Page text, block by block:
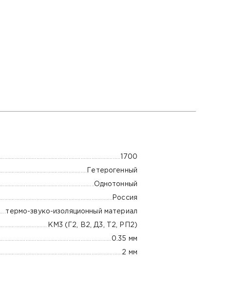
1700
Гетерогенный
Однотонный
Россия
термо-звуко-изоляционный материал
КМ3 (Г2, В2, Д3, Т2, РП2)
0.35 мм
2 мм